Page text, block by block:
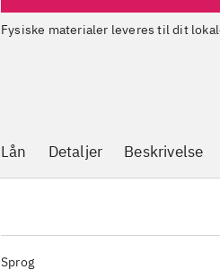
Fysiske materialer leveres til dit
Lån Detaljer Beskrivelse
Sprog